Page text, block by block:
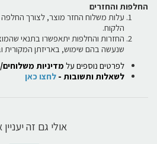
החלפות והחזרים
עלות משלוח החזר מוצר, לצורך
הלקוח.
החזרות והחלפות יתאפשרו בתנאי
שנעשה בהם שימוש, באריזתן המקורית
לפרטים נוספים על מדיניות
לשאלות ותשובות - לחצו כאן
אולי גם זה